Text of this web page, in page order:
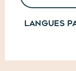
Langues
Langues